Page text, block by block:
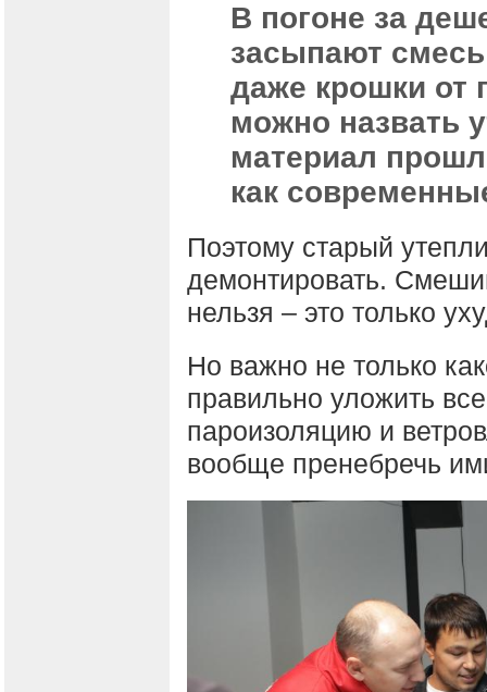
В погоне за
засыпают
даже крошки от
можно назвать
материал
как
Поэтому старый
демонтировать.
нельзя – это только
Но важно не только
правильно уложить
пароизоляцию и
вообще пренебречь